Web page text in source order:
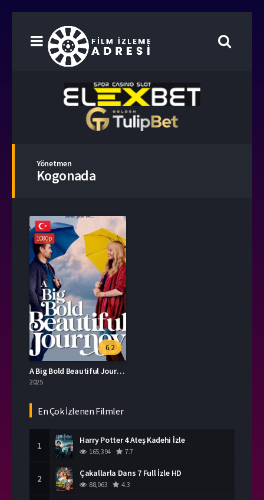
Yönetmen
Kogonada
1080p
6.2
A Big Bold Beautiful Journey İzle
2025
En Çok İzlenen Filmler
1 Harry Potter 4 Ateş Kadehi İzle
165,394 7.7
2 Çakallarla Dans 7 Full İzle HD
88,063 4.3